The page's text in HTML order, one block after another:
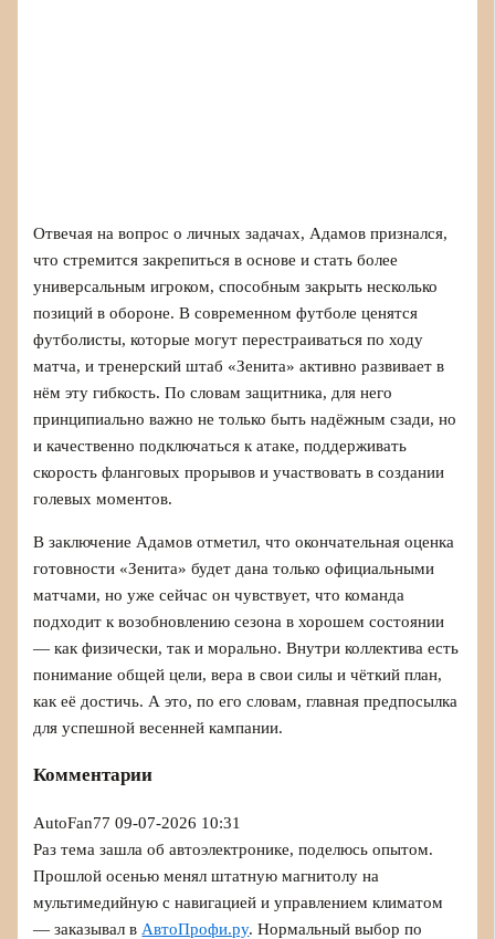
Отвечая на вопрос о личных задачах, Адамов признался,
что стремится закрепиться в основе и стать более
универсальным игроком, способным закрыть несколько
позиций в обороне. В современном футболе ценятся
футболисты, которые могут перестраиваться по ходу
матча, и тренерский штаб «Зенита» активно развивает в
нём эту гибкость. По словам защитника, для него
принципиально важно не только быть надёжным сзади, но
и качественно подключаться к атаке, поддерживать
скорость фланговых прорывов и участвовать в создании
голевых моментов.
В заключение Адамов отметил, что окончательная оценка
готовности «Зенита» будет дана только официальными
матчами, но уже сейчас он чувствует, что команда
подходит к возобновлению сезона в хорошем состоянии
— как физически, так и морально. Внутри коллектива есть
понимание общей цели, вера в свои силы и чёткий план,
как её достичь. А это, по его словам, главная предпосылка
для успешной весенней кампании.
Комментарии
AutoFan77 09-07-2026 10:31
Раз тема зашла об автоэлектронике, поделюсь опытом.
Прошлой осенью менял штатную магнитолу на
мультимедийную с навигацией и управлением климатом
— заказывал в АвтоПрофи.ру. Нормальный выбор по